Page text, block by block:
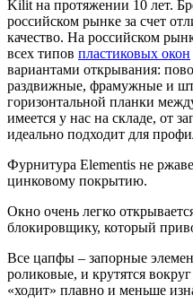
Kilit на протяжении 10 лет.
российском рынке за счет
качество. На российском
всех типов пластиковых окон
вариантами открывания:
раздвижные, фрамужные и
горизонтальной планки
имеется у нас на складе, от
идеально подходит для
Фурнитура Elementis не
цинковому покрытию.
Окно очень легко
блокировщику, который
Все цапфы – запорные
роликовые, и крутятся
«ходит» плавно и меньше